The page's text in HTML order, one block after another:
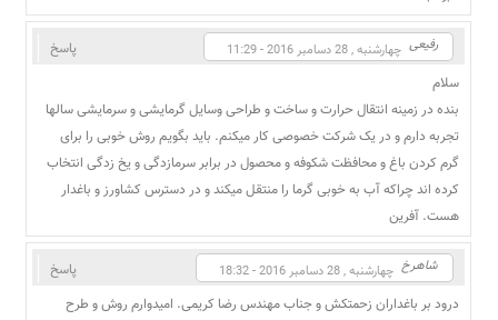
رفیعی چهارشنبه , 28 دسامبر 2016 - 11:29
پاسخ
سلام
بنده در زمینه انتقال حرارت و ساخت و طراحی وسایل گرمایشی و سرمایشی سالها
تجربه دارم و در یک شرکت خصوصی کار میکنم. باید بگویم روش خوبی را برای
گرم کردن باغ و محافظت شکوفه و محصول در برابر سرمازدگی و یخ زدگی انتخاب
کرده اند چراکه آب به خوبی گرما را منتقل میکند و در دسترس کشاورز و باغدار
هست. آفرین
شاهرخ چهارشنبه , 28 دسامبر 2016 - 18:32
پاسخ
درود بر باغداران زحمتکش و جناب مهندس رضا کریمی. امیدوارم روش و طرح